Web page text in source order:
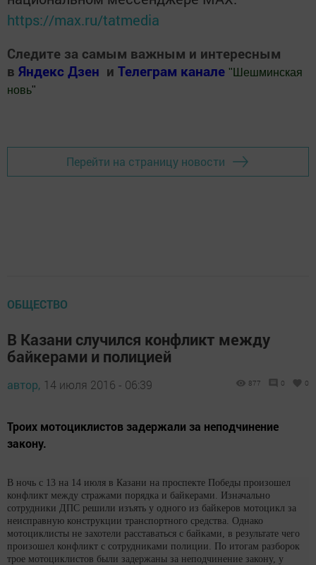
https://max.ru/tatmedia
Следите за самым важным и интересным
в Яндекс Дзен и Телеграм канале " Шешминская
новь"
Перейти на страницу новости
ОБЩЕСТВО
В Казани случился конфликт между
байкерами и полицией
автор, 14 июля 2016 - 06:39 877 0 0
Троих мотоциклистов задержали за неподчинение
закону.
В ночь с 13 на 14 июля в Казани на проспекте Победы произошел
конфликт между стражами порядка и байкерами. Изначально
сотрудники ДПС решили изъять у одного из байкеров мотоцикл за
неисправную конструкции транспортного средства. Однако
мотоциклисты не захотели расставаться с байками, в результате чего
произошел конфликт с сотрудниками полиции. По итогам разборок
трое мотоциклистов были задержаны за неподчинение закону, у